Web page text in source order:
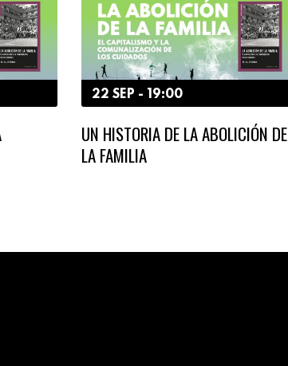
22 SEP - 19:00
UN HISTORIA DE LA ABOLICIÓN DE
LA FAMILIA